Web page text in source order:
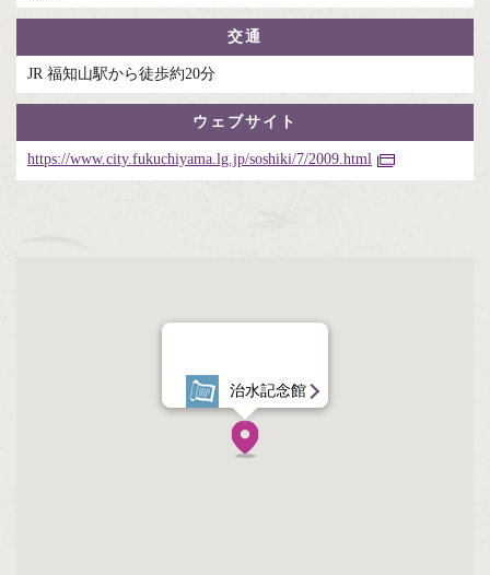
交通
JR 福知山駅から徒歩約20分
ウェブサイト
https://www.city.fukuchiyama.lg.jp/soshiki/7/2009.html
治水記念館